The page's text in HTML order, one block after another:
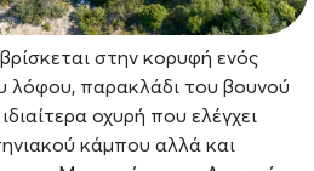
στην κορυφή ενός
λόφου, παρακλάδι του βουνού
οχυρή που ελέγχει
κάμπου αλλά και